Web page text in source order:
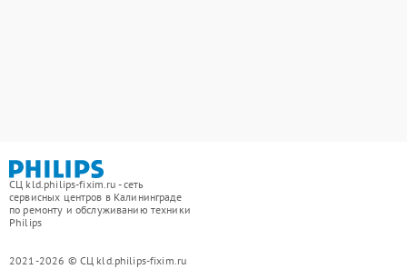
СЦ kld.philips-fixim.ru - сеть
сервисных центров в Калининграде
по ремонту и обслуживанию техники
Philips
2021-2026 © СЦ kld.philips-fixim.ru